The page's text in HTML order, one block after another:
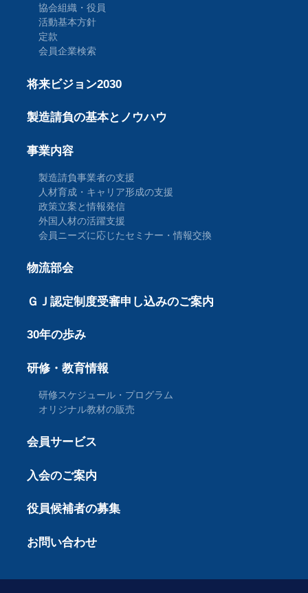
協会組織・役員
活動基本方針
定款
会員企業検索
将来ビジョン2030
製造請負の基本とノウハウ
事業内容
製造請負事業者の支援
人材育成・キャリア形成の支援
政策立案と情報発信
外国人材の活躍支援
会員ニーズに応じたセミナー・情報交換
物流部会
ＧＪ認定制度受審申し込みのご案内
30年の歩み
研修・教育情報
研修スケジュール・プログラム
オリジナル教材の販売
会員サービス
入会のご案内
役員候補者の募集
お問い合わせ